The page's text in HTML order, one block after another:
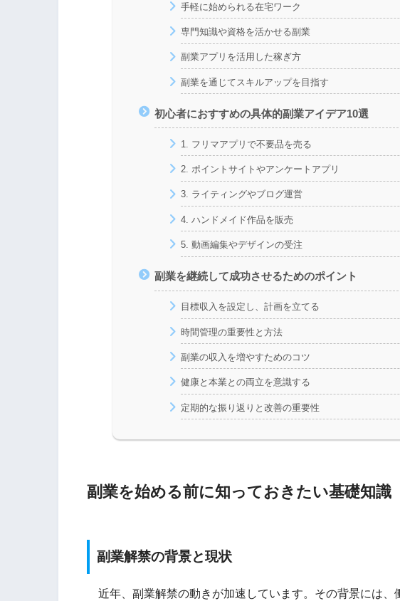
手軽に始められる在宅ワーク
専門知識や資格を活かせる副業
副業アプリを活用した稼ぎ方
副業を通じてスキルアップを目指す
初心者におすすめの具体的副業アイデア10選
1. フリマアプリで不要品を売る
2. ポイントサイトやアンケートアプリ
3. ライティングやブログ運営
4. ハンドメイド作品を販売
5. 動画編集やデザインの受注
副業を継続して成功させるためのポイント
目標収入を設定し、計画を立てる
時間管理の重要性と方法
副業の収入を増やすためのコツ
健康と本業との両立を意識する
定期的な振り返りと改善の重要性
副業を始める前に知っておきたい基礎知識
副業解禁の背景と現状
近年、副業解禁の動きが加速しています。その背景には、